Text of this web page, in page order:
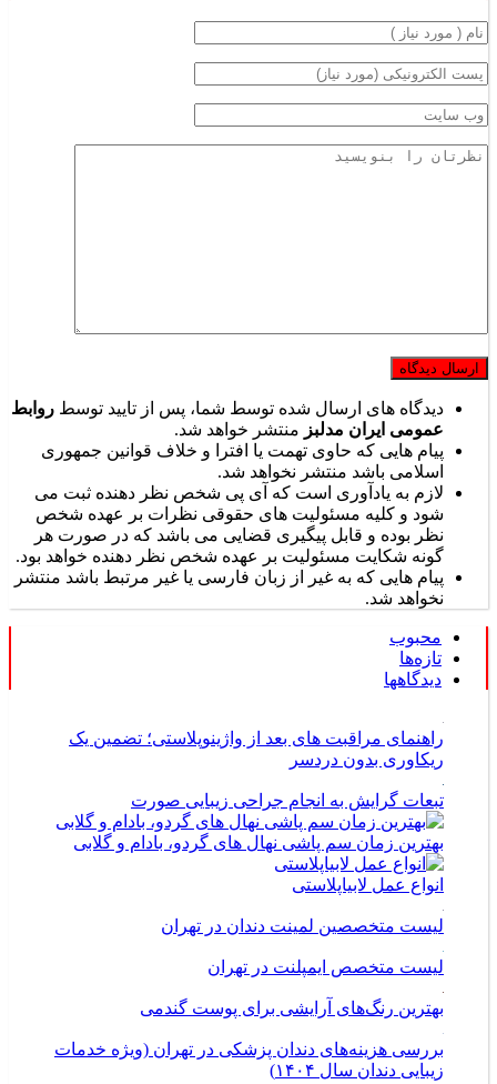
دیدگاه های ارسال شده توسط شما، پس از تایید توسط روابط
عمومی ایران مدلبز منتشر خواهد شد.
پیام هایی که حاوی تهمت یا افترا و خلاف قوانین جمهوری
اسلامی باشد منتشر نخواهد شد.
لازم به یادآوری است که آی پی شخص نظر دهنده ثبت می
شود و کلیه مسئولیت های حقوقی نظرات بر عهده شخص
نظر بوده و قابل پیگیری قضایی می باشد که در صورت هر
گونه شکایت مسئولیت بر عهده شخص نظر دهنده خواهد بود.
پیام هایی که به غیر از زبان فارسی یا غیر مرتبط باشد منتشر
نخواهد شد.
محبوب
تازه‌ها
دیدگاهها
راهنمای مراقبت های بعد از واژینوپلاستی؛ تضمین یک
ریکاوری بدون دردسر
تبعات گرایش به انجام جراحی زیبایی صورت
بهترین زمان سم پاشی نهال های گردو، بادام و گلابی
انواع عمل لابیاپلاستی
لیست متخصصین لمینت دندان در تهران
لیست متخصص ایمپلنت در تهران
بهترین رنگ‌های آرایشی برای پوست گندمی
بررسی هزینه‌های دندان پزشکی در تهران (ویژه خدمات
زیبایی دندان سال ۱۴۰۴)